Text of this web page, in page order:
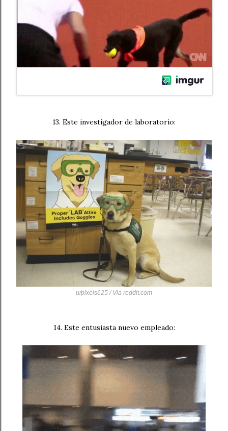
13. Este investigador de laboratorio:
u/pixels625 / Via reddit.com
14. Este entusiasta nuevo empleado: